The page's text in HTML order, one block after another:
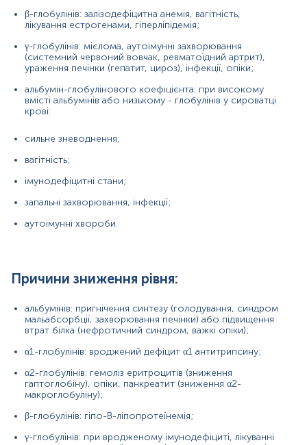
синдром, важкі опіки);
антитрипсину;
α2-глобулінів: гемоліз еритроцитів (зниження
гаптоглобіну), опіки, панкреатит (зниження α2-
макроглобуліну);
γ-глобулінів: при вродженому імунодефіциті,
лікуванні глюкокортикостероїдами,
нефротичному синдромі, хронічному лейкозі;
альбумін-глобулінового коефіцієнта:
хронічні інфекції (включаючи ВІЛ, туберкульоз і
гепатит);
неправильне харчування;
аутоімунні захворювання (наприклад,
ревматоїдний артрит);
печінки, множинна мієлома, лейкози,
колоректальний рак, рак легенів);
β-глобулінів: залізодефіцитна анемія, вагітність,
лікування естрогенами, гіперліпідемія;
γ-глобулінів: мієлома, аутоімунні захворювання
(системний червоний вовчак, ревматоїдний артрит),
ураження печінки (гепатит, цироз), інфекції, опіки;
альбумін-глобулінового коефіцієнта: при високому
вмісті альбумінів або низькому - глобулінів у сироватці
крові:
сильне зневоднення;
вагітність;
імунодефіцитні стани;
запальні захворювання, інфекції;
аутоімунні хвороби.
Причини зниження рівня:
альбумінів: пригнічення синтезу (голодування, синдром
мальабсорбції, захворювання печінки) або підвищення
втрат білка (нефротичний синдром, важкі опіки);
α1-глобулінів: вроджений дефіцит α1 антитрипсину;
α2-глобулінів: гемоліз еритроцитів (зниження
гаптоглобіну), опіки, панкреатит (зниження α2-
макроглобуліну);
β-глобулінів: гіпо-В-ліпопротеїнемія;
γ-глобулінів: при вродженому імунодефіциті, лікуванні